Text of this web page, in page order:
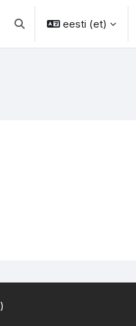
Lülitab otsingu sisendi
eesti ‎(et)‎
)